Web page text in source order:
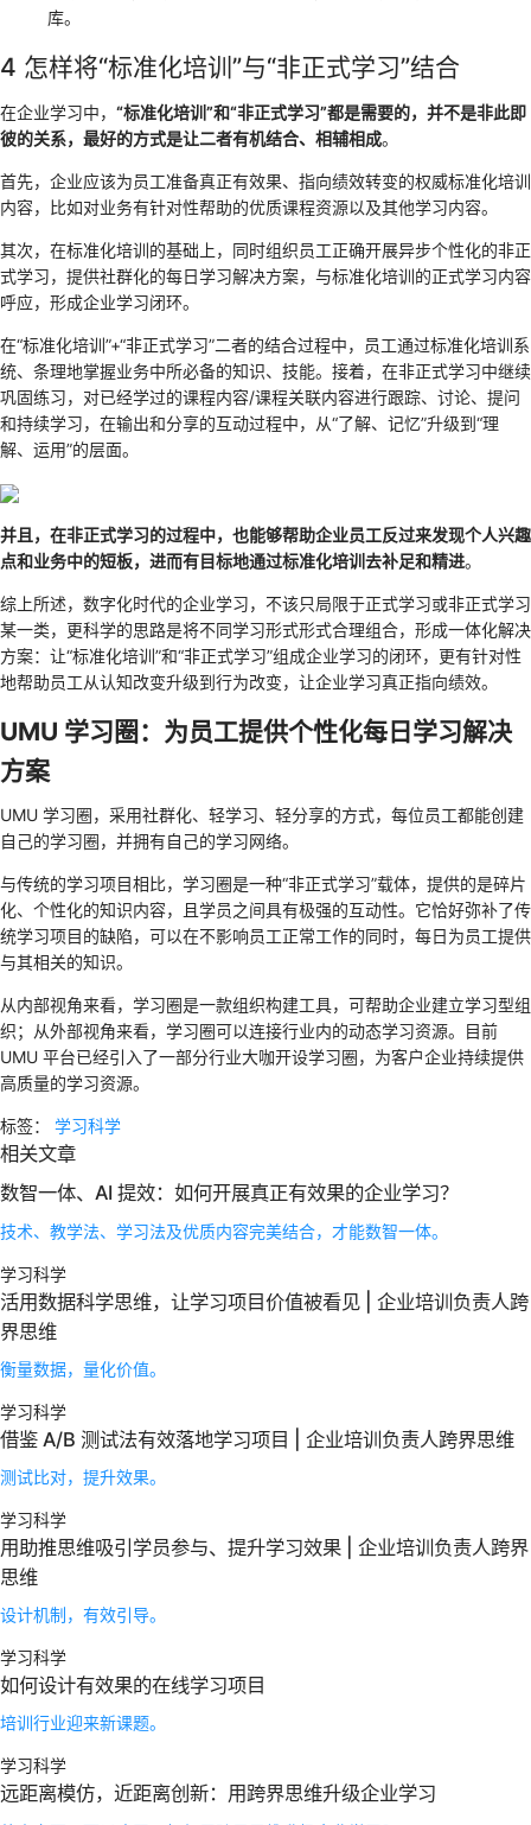
库。
4 怎样将“标准化培训”与“非正式学习”结合
在企业学习中， “标准化培训”和“非正式学习”都是需要的，并不是非此即
彼的关系，最好的方式是让二者有机结合、相辅相成。
首先，企业应该为员工准备真正有效果、指向绩效转变的权威标准化培训
内容，比如对业务有针对性帮助的优质课程资源以及其他学习内容。
其次，在标准化培训的基础上，同时组织员工正确开展异步个性化的非正
式学习，提供社群化的每日学习解决方案，与标准化培训的正式学习内容
呼应，形成企业学习闭环。
在“标准化培训”+“非正式学习”二者的结合过程中，员工通过标准化培训系
统、条理地掌握业务中所必备的知识、技能。接着，在非正式学习中继续
巩固练习，对已经学过的课程内容/课程关联内容进行跟踪、讨论、提问
和持续学习，在输出和分享的互动过程中，从“了解、记忆”升级到“理
解、运用”的层面。
并且，在非正式学习的过程中，也能够帮助企业员工反过来发现个人兴趣
点和业务中的短板，进而有目标地通过标准化培训去补足和精进。
综上所述，数字化时代的企业学习，不该只局限于正式学习或非正式学习
某一类，更科学的思路是将不同学习形式形式合理组合，形成一体化解决
方案：让“标准化培训”和“非正式学习”组成企业学习的闭环，更有针对性
地帮助员工从认知改变升级到行为改变，让企业学习真正指向绩效。
UMU 学习圈：为员工提供个性化每日学习解决
方案
UMU 学习圈，采用社群化、轻学习、轻分享的方式，每位员工都能创建
自己的学习圈，并拥有自己的学习网络。
与传统的学习项目相比，学习圈是一种“非正式学习”载体，提供的是碎片
化、个性化的知识内容，且学员之间具有极强的互动性。它恰好弥补了传
统学习项目的缺陷，可以在不影响员工正常工作的同时，每日为员工提供
与其相关的知识。
从内部视角来看，学习圈是一款组织构建工具，可帮助企业建立学习型组
织；从外部视角来看，学习圈可以连接行业内的动态学习资源。目前
UMU 平台已经引入了一部分行业大咖开设学习圈，为客户企业持续提供
高质量的学习资源。
标签： 学习科学
相关文章
数智一体、AI 提效：如何开展真正有效果的企业学习？
技术、教学法、学习法及优质内容完美结合，才能数智一体。
学习科学
活用数据科学思维，让学习项目价值被看见 | 企业培训负责人跨
界思维
衡量数据，量化价值。
学习科学
借鉴 A/B 测试法有效落地学习项目 | 企业培训负责人跨界思维
测试比对，提升效果。
学习科学
用助推思维吸引学员参与、提升学习效果 | 企业培训负责人跨界
思维
设计机制，有效引导。
学习科学
如何设计有效果的在线学习项目
培训行业迎来新课题。
学习科学
远距离模仿，近距离创新：用跨界思维升级企业学习